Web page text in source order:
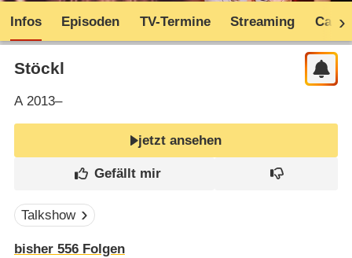
Infos Episoden TV-Termine Streaming Cast
Stöckl
A2013–
jetzt ansehen
Talkshow
bisher 556Folgen